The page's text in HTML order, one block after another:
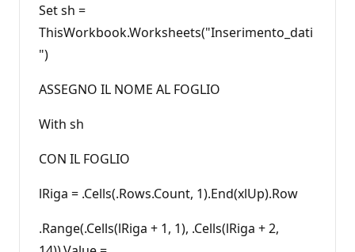
Set sh =
ThisWorkbook.Worksheets("Inserimento_dati
")
ASSEGNO IL NOME AL FOGLIO
With sh
CON IL FOGLIO
lRiga = .Cells(.Rows.Count, 1).End(xlUp).Row
.Range(.Cells(lRiga + 1, 1), .Cells(lRiga + 2,